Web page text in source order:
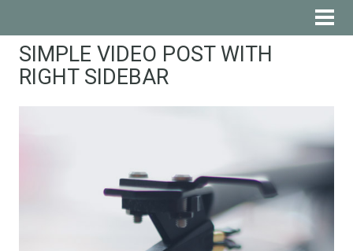
SIMPLE VIDEO POST WITH
RIGHT SIDEBAR